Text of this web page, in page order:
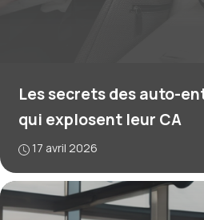
Les secrets des auto-
qui explosent leur CA
17 avril 2026